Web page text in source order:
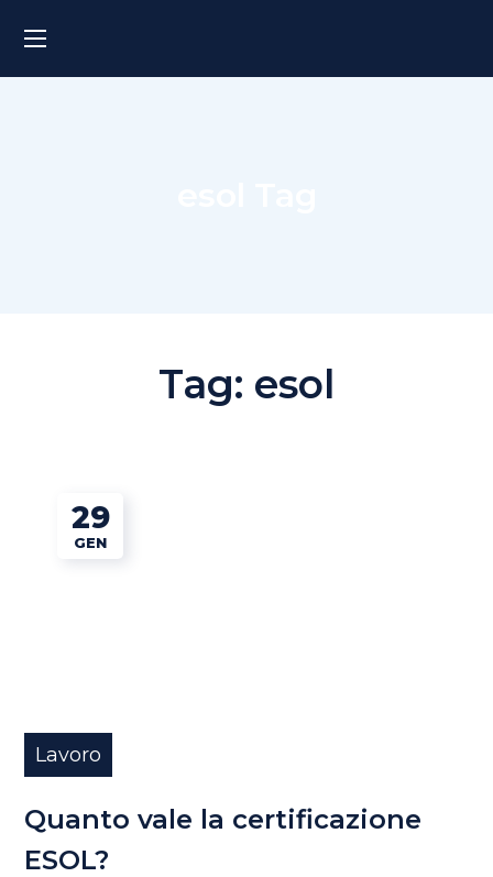
Tag: esol
29
GEN
Lavoro
Quanto vale la certificazione
ESOL?